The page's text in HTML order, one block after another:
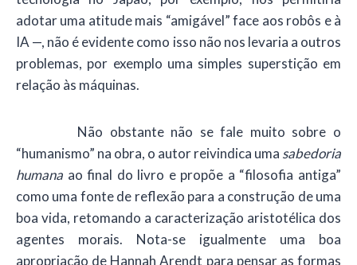
adotar uma atitude mais “amigável” face aos robôs e à
IA —, não é evidente como isso não nos levaria a outros
problemas, por exemplo uma simples superstição em
relação às máquinas.
Não obstante não se fale muito sobre o
“humanismo” na obra, o autor reivindica uma sabedoria
humana ao final do livro e propõe a “filosofia antiga”
como uma fonte de reflexão para a construção de uma
boa vida, retomando a caracterização aristotélica dos
agentes morais. Nota-se igualmente uma boa
apropriação de Hannah Arendt para pensar as formas